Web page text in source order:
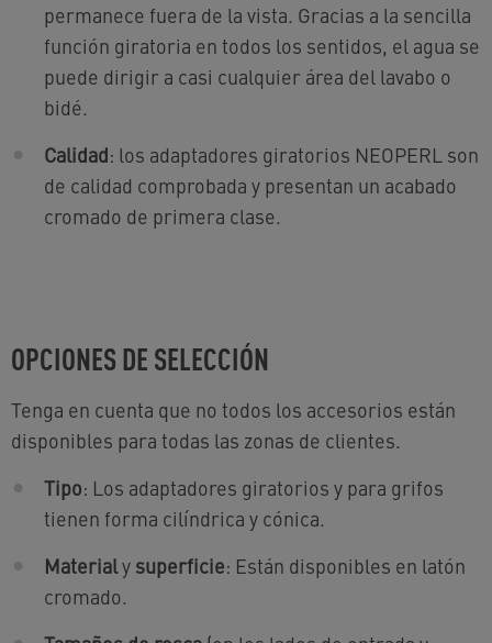
permanece fuera de la vista. Gracias a la sencilla
función giratoria en todos los sentidos, el agua se
puede dirigir a casi cualquier área del lavabo o
bidé.
Calidad: los adaptadores giratorios NEOPERL son
de calidad comprobada y presentan un acabado
cromado de primera clase.
OPCIONES DE SELECCIÓN
Tenga en cuenta que no todos los accesorios están
disponibles para todas las zonas de clientes.
Tipo: Los adaptadores giratorios y para grifos
tienen forma cilíndrica y cónica.
Materialy superficie: Están disponibles en latón
cromado.